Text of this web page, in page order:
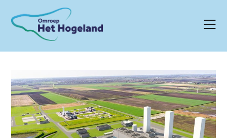
content